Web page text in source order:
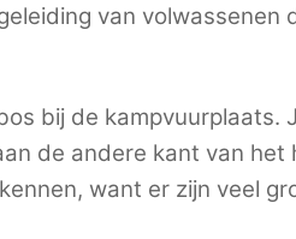
van volwassenen
bij de
de andere kant van
want er zijn veel